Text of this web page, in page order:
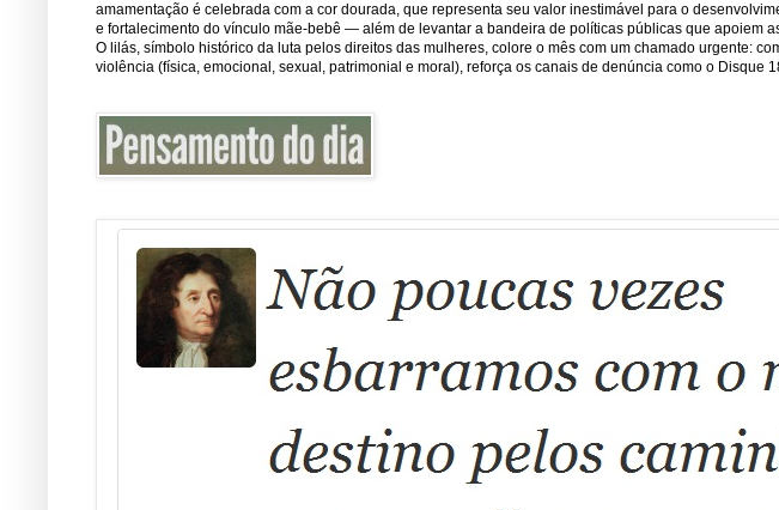
amamentação é celebrada com a cor dourada, que representa seu valor inestimável para o
e fortalecimento do vínculo mãe-bebê — além de levantar a bandeira de políticas públicas que apoiem
O lilás, símbolo histórico da luta pelos direitos das mulheres, colore o mês com um chamado urgente:
violência (física, emocional, sexual, patrimonial e moral), reforça os canais de denúncia como o